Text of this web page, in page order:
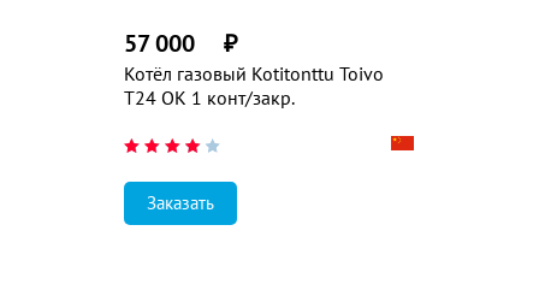
Котёл газовый Kotitonttu Toivo
T24 OK 1 конт/закр.
57 000 ₽
Заказать